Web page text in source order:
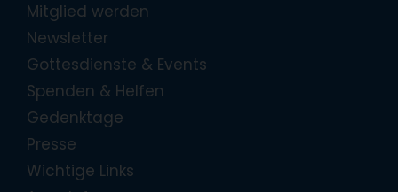
Mitglied werden
Newsletter
Gottesdienste & Events
Spenden & Helfen
Gedenktage
Presse
Wichtige Links